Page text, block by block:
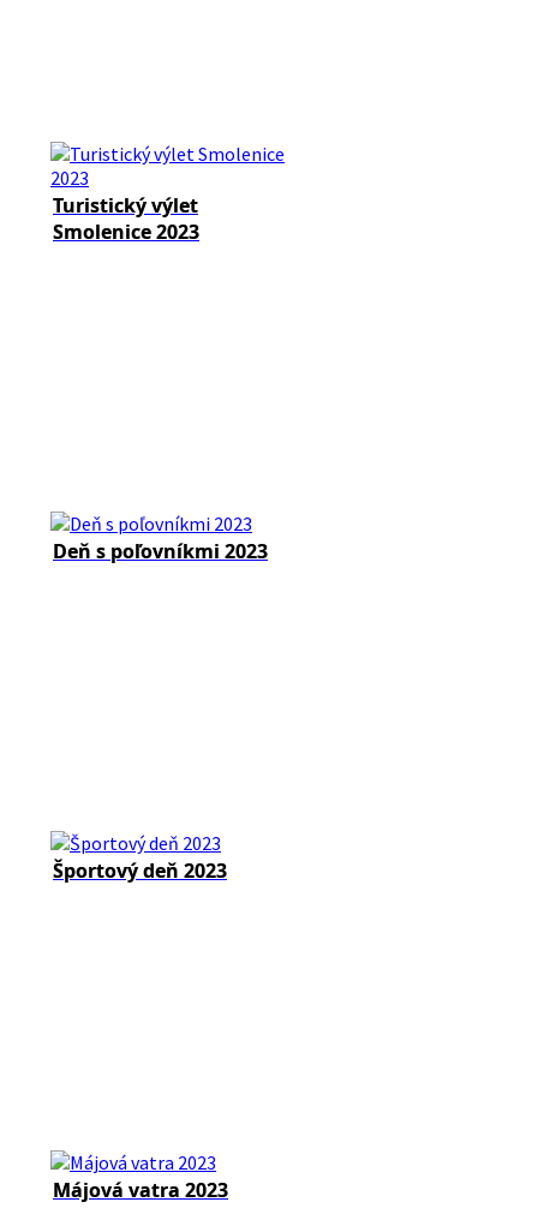
Turistický výlet
Smolenice 2023
Deň s poľovníkmi 2023
Športový deň 2023
Májová vatra 2023